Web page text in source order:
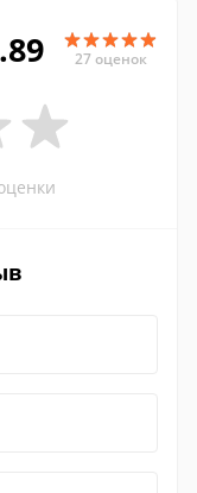
27 оценок